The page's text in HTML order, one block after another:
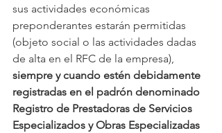
sus actividades económicas
preponderantes estarán permitidas
(objeto social o las actividades dadas
de alta en el RFC de la empresa),
siempre y cuando estén debidamente
registradas en el padrón denominado
Registro de Prestadoras de Servicios
Especializados y Obras Especializadas